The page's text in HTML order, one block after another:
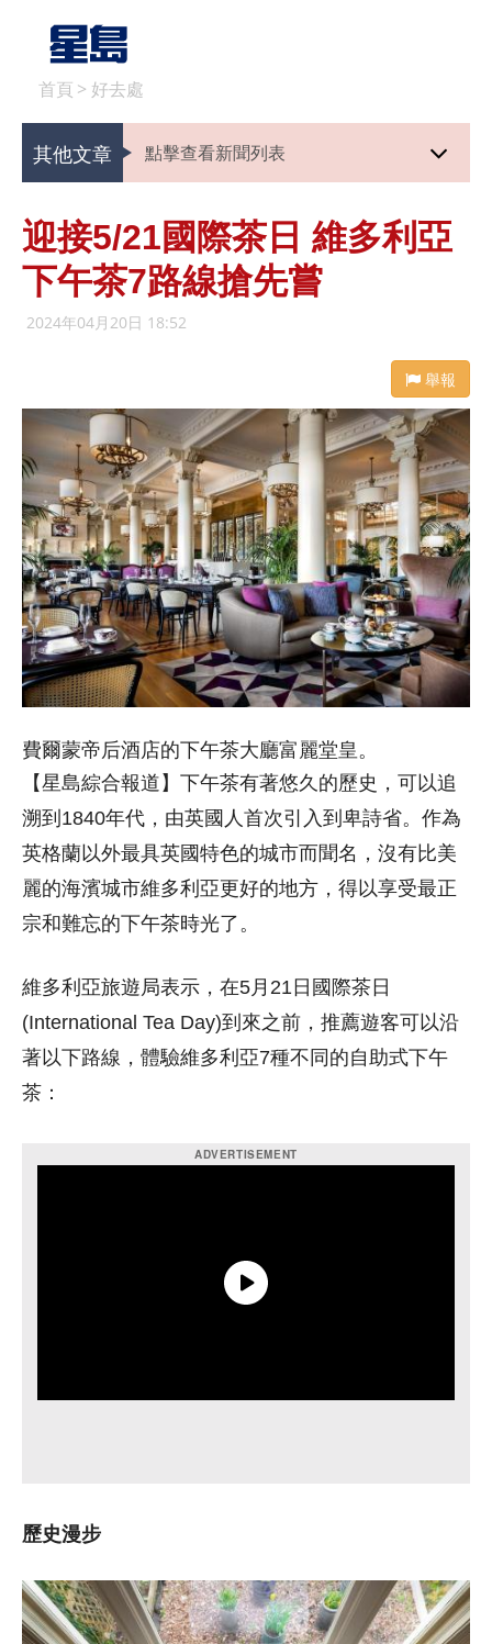
首頁 > 好去處
其他文章 點擊查看新聞列表
迎接5/21國際茶日 維多利亞
下午茶7路線搶先嘗
2024年04月20日 18:52
舉報
費爾蒙帝后酒店的下午茶大廳富麗堂皇。
【星島綜合報道】下午茶有著悠久的歷史，可以追
溯到1840年代，由英國人首次引入到卑詩省。 作為
英格蘭以外最具英國特色的城市而聞名，沒有比美
麗的海濱城市維多利亞更好的地方，得以享受最正
宗和難忘的下午茶時光了。
維多利亞旅遊局表示，在5月21日國際茶日
(International Tea Day)到來之前，推薦遊客可以沿
著以下路線，體驗維多利亞7種不同的自助式下午
茶：
歷史漫步